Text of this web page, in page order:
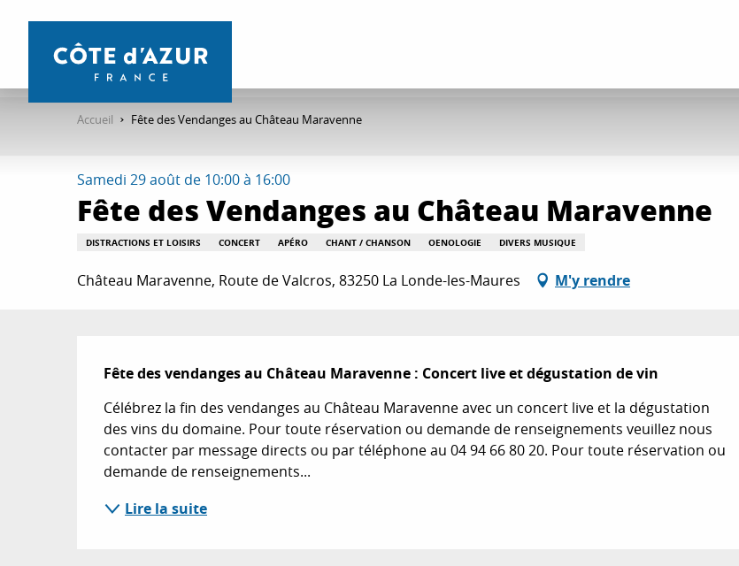
contenu
Accueil Fête des Vendanges au Château Maravenne
Samedi 29 août de 10:00 à 16:00
Fête des Vendanges au Château Maravenne
DISTRACTIONS ET LOISIRS CONCERT APÉRO CHANT / CHANSON OENOLOGIE DIVERS MUSIQUE
Château Maravenne, Route de Valcros, 83250 La Londe-les-Maures M'y rendre
Description
Fête des vendanges au Château Maravenne : Concert live et dégustation de vin
Célébrez la fin des vendanges au Château Maravenne avec un concert live et la dégustation
des vins du domaine. Pour toute réservation ou demande de renseignements veuillez nous
contacter par message directs ou par téléphone au 04 94 66 80 20. Pour toute réservation ou
demande de renseignements...
Lire la suite